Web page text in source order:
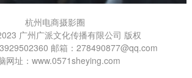
杭州电商摄影圈
广州广派文化传播有限公司 版权
邮箱：278490877@qq.com
网址：www.0571sheying.com